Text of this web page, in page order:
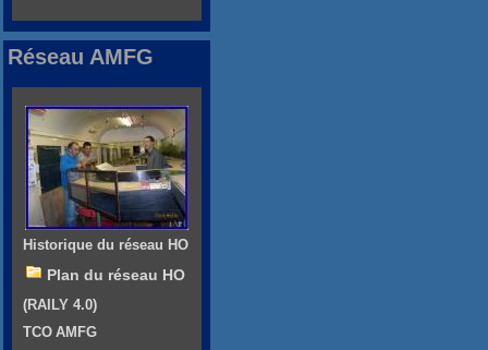
Réseau AMFG
Historique du réseau HO
Plan du réseau HO
(RAILY 4.0)
TCO AMFG